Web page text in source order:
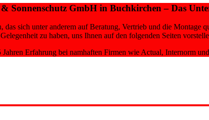
Sonnenschutz GmbH in Buchkirchen – Das
sich unter anderem auf Beratung, Vertrieb und die Montage
Gelegenheit zu haben, uns Ihnen auf den folgenden Seiten
Erfahrung bei namhaften Firmen wie Actual, Internorm